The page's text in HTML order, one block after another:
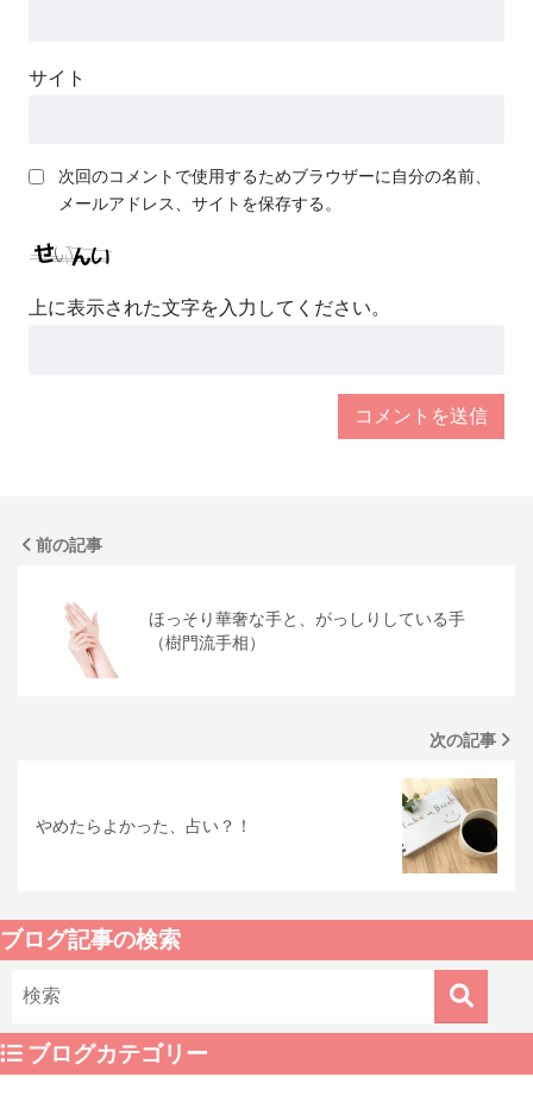
サイト
次回のコメントで使用するためブラウザーに自分の名前、
メールアドレス、サイトを保存する。
上に表示された文字を入力してください。
前の記事
ほっそり華奢な手と、がっしりしている手
（樹門流手相）
次の記事
やめたらよかった、占い？！
ブログ記事の検索
ブログカテゴリー